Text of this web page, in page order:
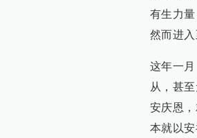
有生力
然而进
这年一
从，甚
安庆恩
本就以